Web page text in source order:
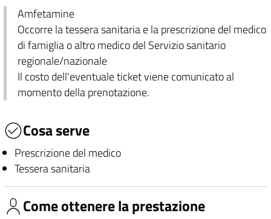
Amfetamine
Occorre la tessera sanitaria e la prescrizione del medico
di famiglia o altro medico del Servizio sanitario
regionale/nazionale
Il costo dell'eventuale ticket viene comunicato al
momento della prenotazione.
Cosa serve
Prescrizione del medico
Tessera sanitaria
Come ottenere la prestazione